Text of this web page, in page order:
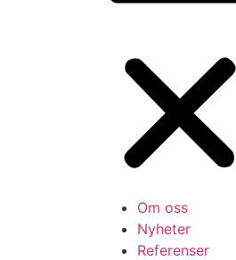
Om oss
Nyheter
Referenser